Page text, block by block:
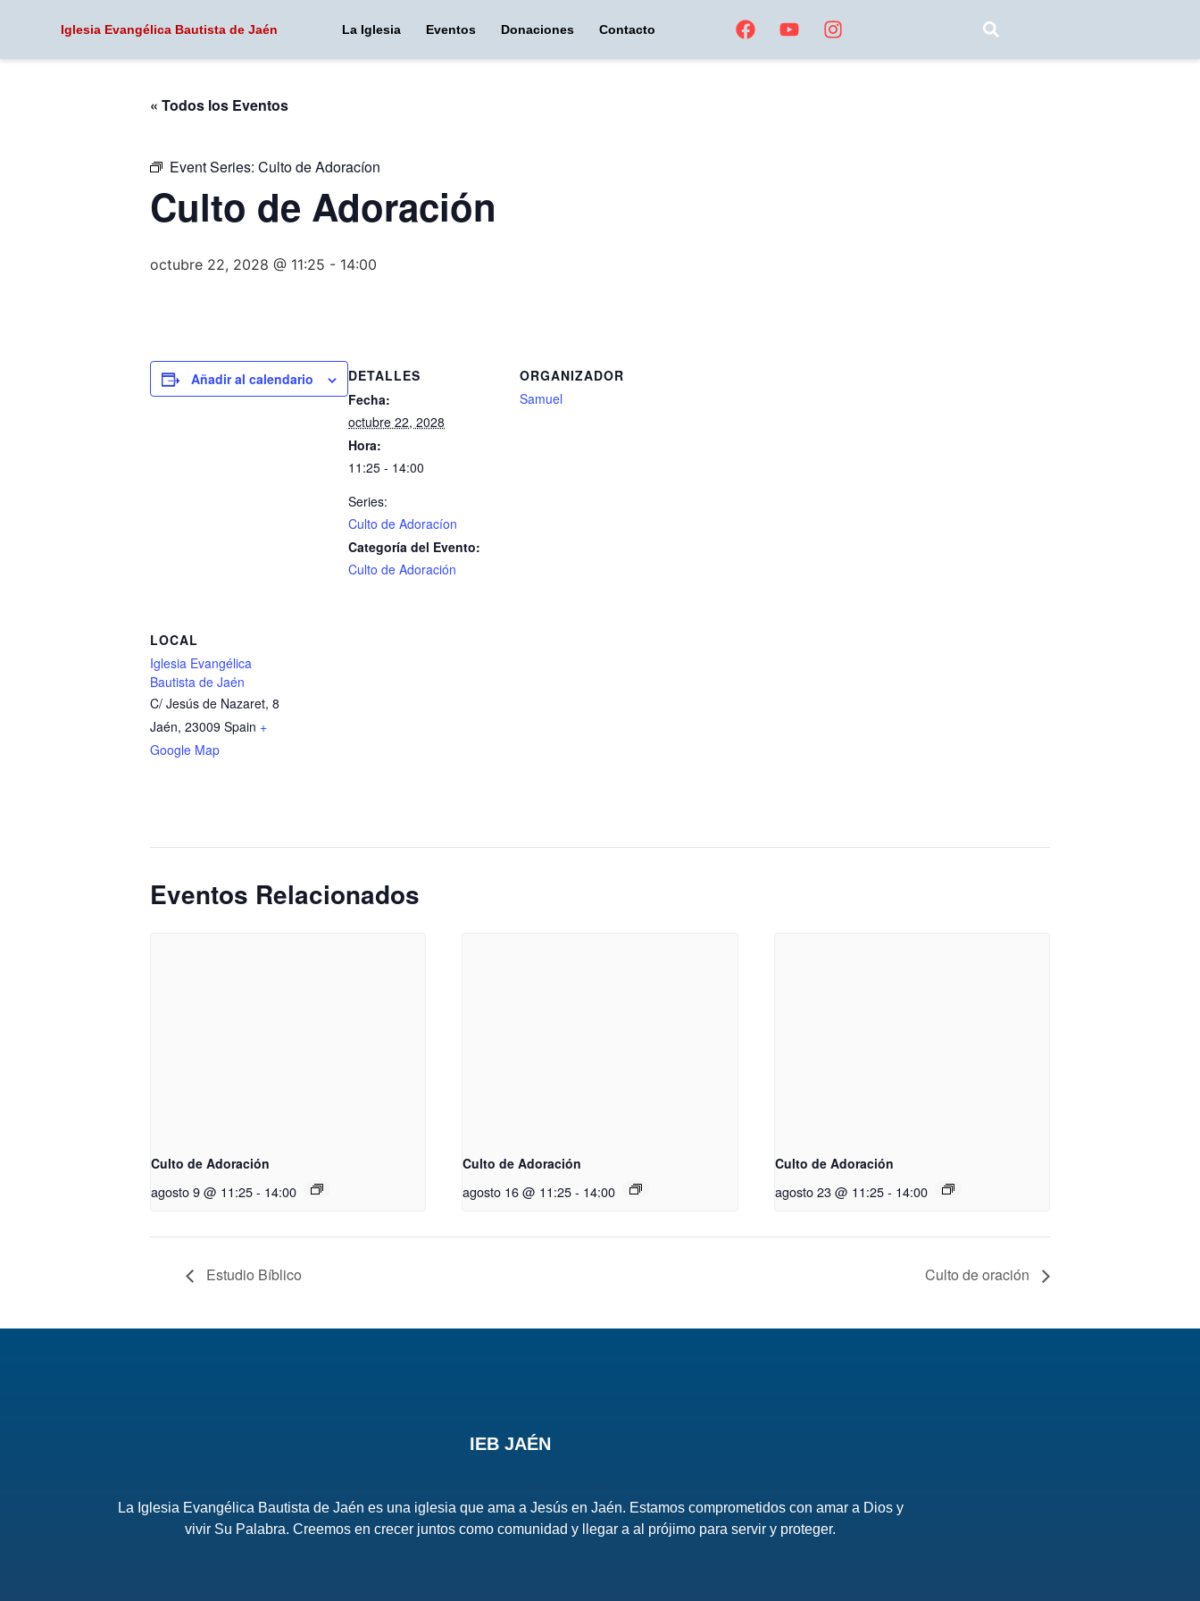
Iglesia EvangélicaBautista de Jaén La Iglesia Eventos Donaciones Contacto
« Todos los Eventos
Event Series: Culto de Adoracíon
Culto de Adoración
octubre 22, 2028 @ 11:25 - 14:00
Añadir al calendario
DETALLES
Fecha:
octubre 22, 2028
Hora:
11:25 - 14:00
Series:
Culto de Adoracíon
Categoría del Evento:
Culto de Adoración
ORGANIZADOR
Samuel
LOCAL
Iglesia Evangélica
Bautista de Jaén
C/ Jesús de Nazaret, 8
Jaén, 23009 Spain +
Google Map
Eventos Relacionados
Culto de Adoración
agosto 9 @ 11:25- 14:00
Culto de Adoración
agosto 16 @ 11:25 - 14:00
Culto de Adoración
agosto 23 @ 11:25- 14:00
Estudio Bíblico Culto de oración
IEB JAÉN
La Iglesia Evangélica Bautista de Jaén es una iglesia que ama a Jesús en Jaén. Estamos comprometidos con amar a Dios y
vivir Su Palabra. Creemos en crecer juntos como comunidad y llegar a al prójimo para servir y proteger.